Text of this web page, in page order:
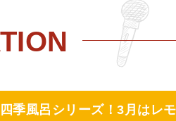
季風呂シリーズ！3月はレモ